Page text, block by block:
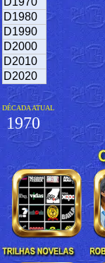
D1980
D1990
D2000
D2010
D2020
DÉCADA ATUAL
1970